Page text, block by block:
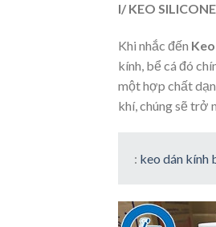
I/ KEO
Khi nhắc đến
kính, bể cá đó
một hợp chất
khí, chúng sẽ trở
: keo dán kính